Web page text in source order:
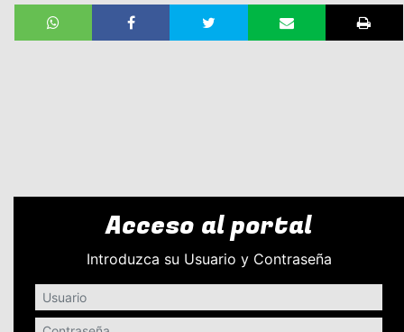
Acceso al portal
Introduzca su Usuario y Contraseña